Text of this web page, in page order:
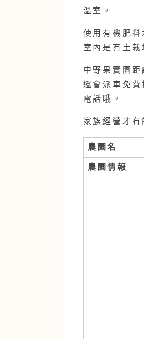
溫室。
使用有機肥
室內是有土
中野果實園
還會派車免費
電話哦。
家族經營才
農園名
農園情報